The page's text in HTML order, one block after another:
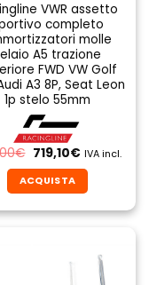
VWR assetto
completo
molle
A5 trazione
FWD VW Golf
A3 8P, Seat Leon
1p stelo 55mm
€ Il
prezzo
originale
era:
799,00€.
719,10€Il
attuale
è:
719,10€.
IVA incl.
ACQUISTA